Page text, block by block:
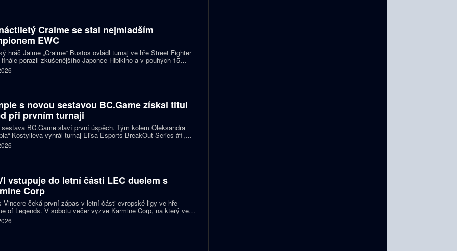
Craime se stal nejmladším
EWC
hráč Jaime „Craime“ Bustos ovládl turnaj ve hře Street Fighter
porazil zkušenějšího Japonce Hibikiho a v pouhých 15
se stal nejmladším vítězem v historii Esports World Cupu.
s novou sestavou BC.Game získal titul
při prvním turnaji
sestava BC.Game slaví první úspěch. Tým kolem Oleksandra
Kostylieva vyhrál turnaj Elisa Esports BreakOut Series #1,
finále porazil ENCE 2:0. Rozhodující mapa dospěla do
v němž ukrajinská hvězda předvedla klíčovou akci.
vstupuje do letní části LEC duelem s
Corp
Vincere čeká první zápas v letní části evropské ligy ve hře
of Legends. V sobotu večer vyzve Karmine Corp, na který ve
předchozích vzájemných sériích nestačil. Oba celky zároveň
o jedno ze tří míst na letošním světovém šampionátu.